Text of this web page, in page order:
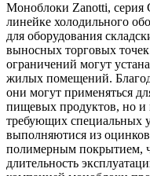
Моноблоки Zanotti, серия
линейке холодильного
для оборудования
выносных торговых
ограничений могут
жилых помещений.
они могут применяться
пищевых продуктов, но и
требующих специальных
выполняютися из
полимерным покрытием,
длительность